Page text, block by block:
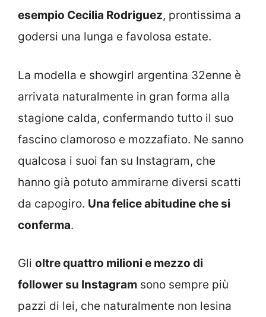
esempio Cecilia Rodriguez, prontissima a
godersi una lunga e favolosa estate.
La modella e showgirl argentina 32enne è
arrivata naturalmente in gran forma alla
stagione calda, confermando tutto il suo
fascino clamoroso e mozzafiato. Ne sanno
qualcosa i suoi fan su Instagram, che
hanno già potuto ammirarne diversi scatti
da capogiro. Una felice abitudine che si
conferma.
Gli oltre quattro milioni e mezzo di
follower su Instagram sono sempre più
pazzi di lei, che naturalmente non lesina